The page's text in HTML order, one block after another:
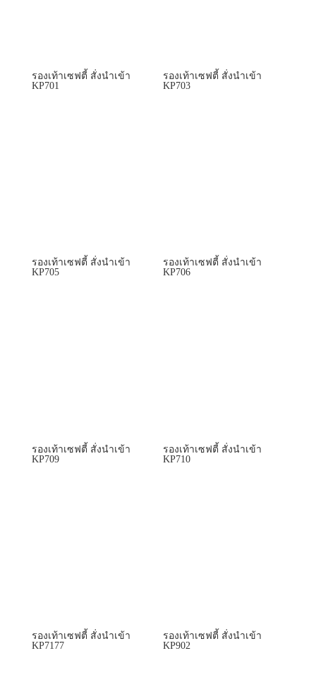
รองเท้าเซฟตี้ สั่งนำเข้า
KP701
รองเท้าเซฟตี้ สั่งนำเข้า
KP703
รองเท้าเซฟตี้ สั่งนำเข้า
KP705
รองเท้าเซฟตี้ สั่งนำเข้า
KP706
รองเท้าเซฟตี้ สั่งนำเข้า
KP709
รองเท้าเซฟตี้ สั่งนำเข้า
KP710
รองเท้าเซฟตี้ สั่งนำเข้า
KP7177
รองเท้าเซฟตี้ สั่งนำเข้า
KP902